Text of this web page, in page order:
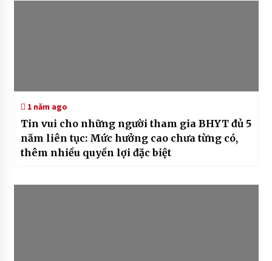
1 năm ago
Tin vui cho những người tham gia BHYT đủ 5
năm liên tục: Mức hưởng cao chưa từng có,
thêm nhiều quyền lợi đặc biệt